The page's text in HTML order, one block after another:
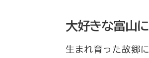
大好きな富山に
生まれ育った故郷